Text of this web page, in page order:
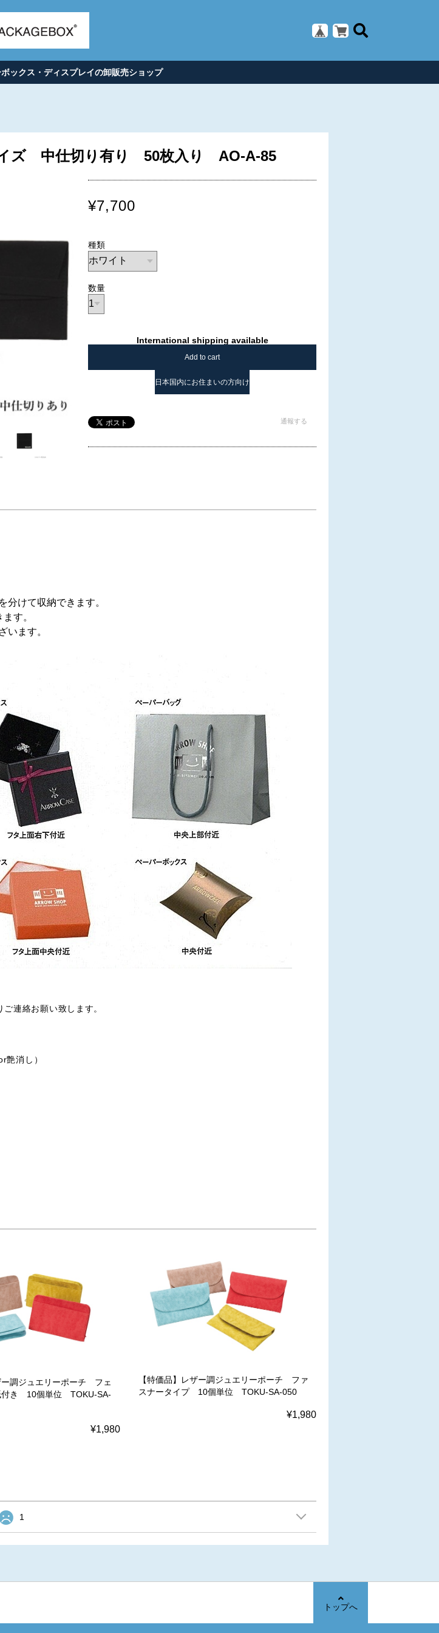
ックス・ディスプレイの卸販売ショップ
イズ 中仕切り有り 50枚入り AO-A-85
¥7,700
種類
数量
International shipping available
Add to cart
日本国内にお住まいの方向け
通報する
分けて収納できます。
す。
います。
連絡お願い致します。
艶消し）
ー調ジュエリーポーチ フェ
付き 10個単位 TOKU-SA-
¥1,980
【特価品】レザー調ジュエリーポーチ ファ
スナータイプ 10個単位 TOKU-SA-050
¥1,980
1
トップへ